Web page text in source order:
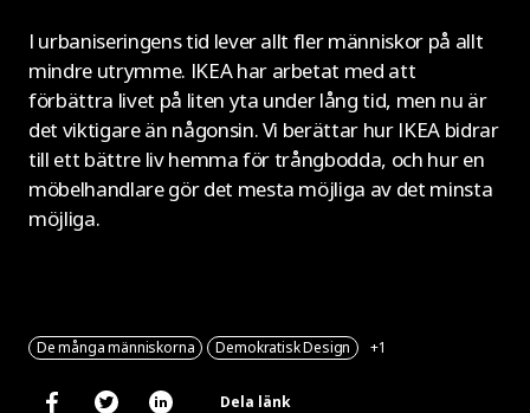
I urbaniseringens tid lever allt fler människor på allt
mindre utrymme. IKEA har arbetat med att
förbättra livet på liten yta under lång tid, men nu är
det viktigare än någonsin. Vi berättar hur IKEA bidrar
till ett bättre liv hemma för trångbodda, och hur en
möbelhandlare gör det mesta möjliga av det minsta
möjliga.
Dela länk
De många människorna Demokratisk Design +1